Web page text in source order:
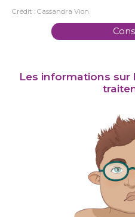
Crédit : Cassandra Vion
Les informations